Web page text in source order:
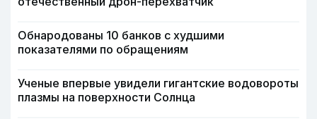
Обнародованы 10 банков с худшими
показателями по обращениям
Ученые впервые увидели гигантские водовороты
плазмы на поверхности Солнца